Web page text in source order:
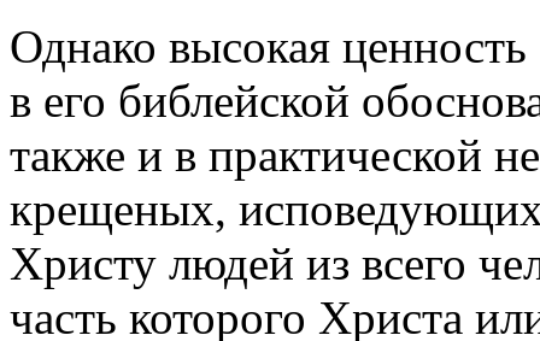
Однако высокая
в его библейской
также и в практической
крещеных,
Христу людей из всего
часть которого Христа